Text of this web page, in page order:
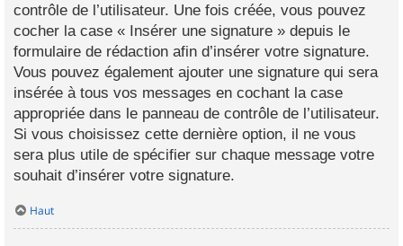
contrôle de l’utilisateur. Une fois créée, vous pouvez
cocher la case « Insérer une signature » depuis le
formulaire de rédaction afin d’insérer votre signature.
Vous pouvez également ajouter une signature qui sera
insérée à tous vos messages en cochant la case
appropriée dans le panneau de contrôle de l’utilisateur.
Si vous choisissez cette dernière option, il ne vous
sera plus utile de spécifier sur chaque message votre
souhait d’insérer votre signature.
Haut